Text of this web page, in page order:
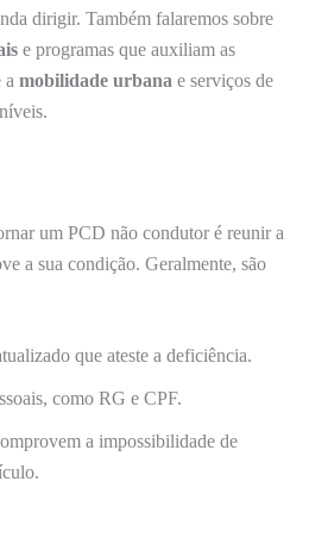
dirigir. Também falaremos sobre
e programas que auxiliam as
a mobilidade urbana e serviços de
um PCD não condutor é reunir a
a sua condição. Geralmente, são
que ateste a deficiência.
como RG e CPF.
a impossibilidade de